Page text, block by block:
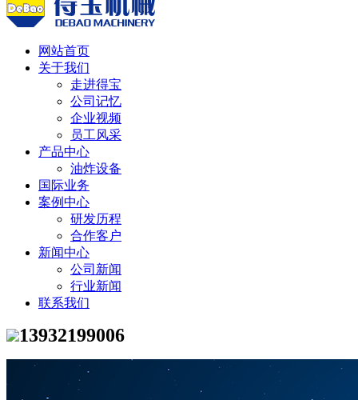
网站首页
关于我们
走进得宝
公司记忆
企业视频
员工风采
产品中心
油炸设备
国际业务
案例中心
研发历程
合作客户
新闻中心
公司新闻
行业新闻
联系我们
13932199006